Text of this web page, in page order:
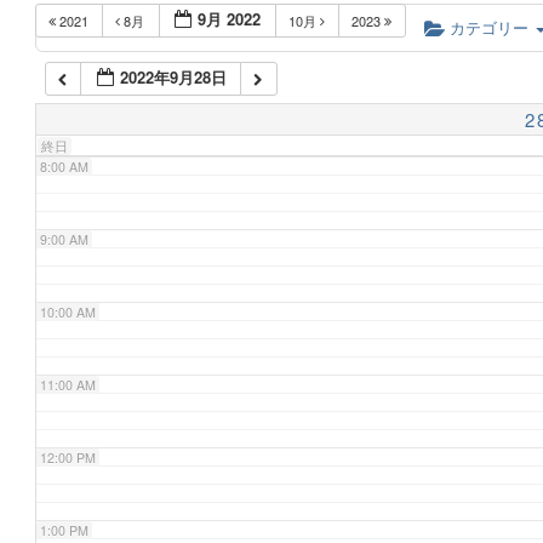
2021 8月 9月 2022 10月 2023 カテゴリー
2022年9月28日
終日
6:00 AM
7:00 AM
8:00 AM
9:00 AM
10:00 AM
11:00 AM
12:00 PM
1:00 PM